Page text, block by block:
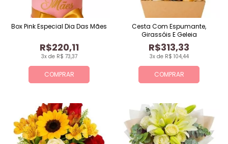
COMPRAR
3x de R$ 73,37
R$220,11
Box Pink Especial Dia Das Mães
COMPRAR
3x de R$ 104,44
R$313,33
Cesta Com Espumante,
Girassóis E Geleia